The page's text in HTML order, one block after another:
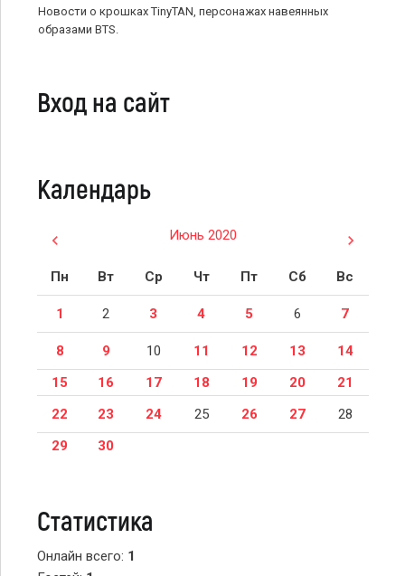
Новости о крошках TinyTAN, персонажах навеянных
образами BTS.
Вход на сайт
Календарь
Июнь 2020
Пн Вт Ср Чт Пт Сб Вс
1 2 3 4 5 6 7
8 9 10 11 12 13
14
15
16 17 18 19 20
21
22
23 24 25 26 27
28
29
30
Статистика
Онлайн всего: 1